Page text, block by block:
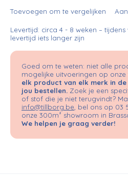
Toevoegen om te vergelijken
Levertijd: circa 4 - 8 weken –
levertijd iets langer zijn
Goed om te weten: niet alle
mogelijke uitvoeringen op onze
elk product van elk merk in
jou bestellen. Zoek je een
of stof die je niet terugvindt?
info@tillborg.be , bel ons op 03
onze 300m² showroom in
We helpen je graag verder!